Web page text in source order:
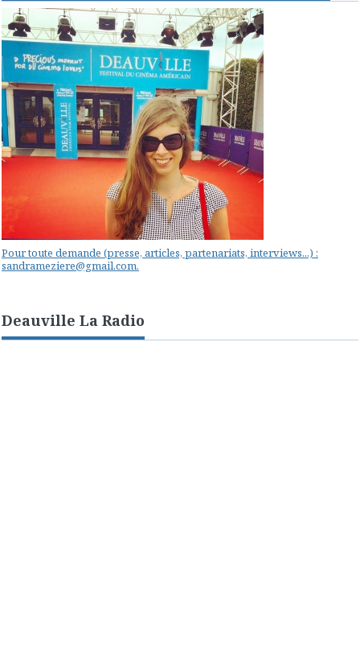
Pour toute demande (presse, articles, partenariats, interviews...) :
sandrameziere@gmail.com.
Deauville La Radio